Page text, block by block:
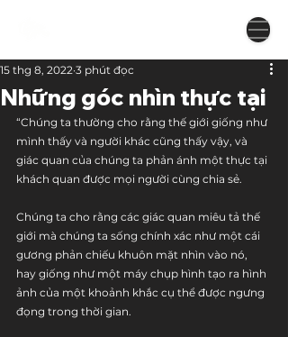
Những góc nhìn thực tại
15 thg 8, 2022 3 phút đọc
“Chúng ta thường cho rằng thế giới giống như
mình thấy và người khác cũng thấy vậy, và
giác quan của chúng ta phản ánh một thực tại
khách quan được mọi người cùng chia sẻ.
Chúng ta cho rằng các giác quan miêu tả thế
giới mà chúng ta sống chính xác như một cái
gương phản chiếu khuôn mặt nhìn vào nó,
hay giống như một máy chụp hình tạo ra hình
ảnh của một khoảnh khắc cụ thể được ngưng
đọng trong thời gian.